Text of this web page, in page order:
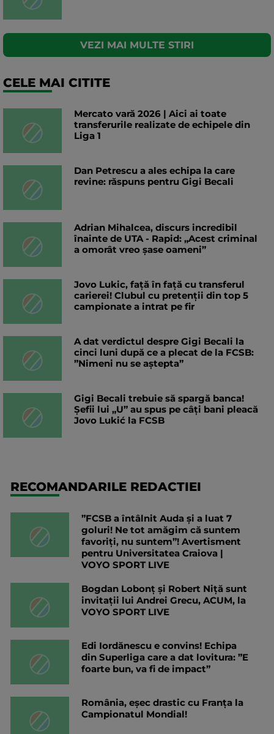
VEZI MAI MULTE STIRI
CELE MAI CITITE
Mercato vară 2026 | Aici ai toate
transferurile realizate de echipele din
Liga 1
Dan Petrescu a ales echipa la care
revine: răspuns pentru Gigi Becali
Adrian Mihalcea, discurs incredibil
înainte de UTA - Rapid: „Acest criminal
a omorât vreo șase oameni”
Jovo Lukic, față în față cu transferul
carierei! Clubul cu pretenții din top 5
campionate a intrat pe fir
A dat verdictul despre Gigi Becali la
cinci luni după ce a plecat de la FCSB:
”Nimeni nu se aștepta”
Gigi Becali trebuie să spargă banca!
Șefii lui „U” au spus pe câți bani pleacă
Jovo Lukić la FCSB
RECOMANDARILE REDACTIEI
”FCSB a întâlnit Auda și a luat 7
goluri! Ne tot amăgim că suntem
favoriți, nu suntem”! Avertisment
pentru Universitatea Craiova |
VOYO SPORT LIVE
Bogdan Lobonț și Robert Niță sunt
invitații lui Andrei Grecu, ACUM, la
VOYO SPORT LIVE
Edi Iordănescu e convins! Echipa
din Superliga care a dat lovitura: ”E
foarte bun, va fi de impact”
România, eșec drastic cu Franța la
Campionatul Mondial!